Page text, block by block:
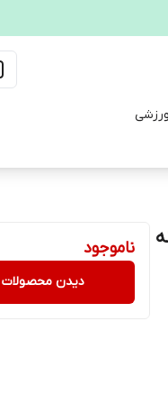
ناموجود
دیدن